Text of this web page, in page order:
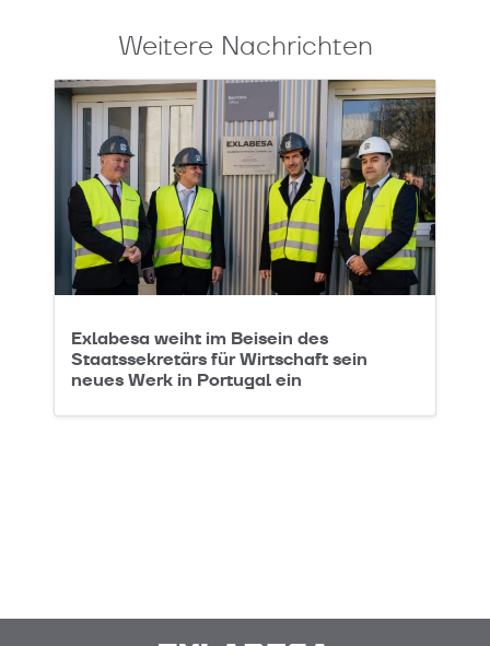
Weitere Nachrichten
Exlabesa weiht im Beisein des
Staatssekretärs für Wirtschaft sein
neues Werk in Portugal ein